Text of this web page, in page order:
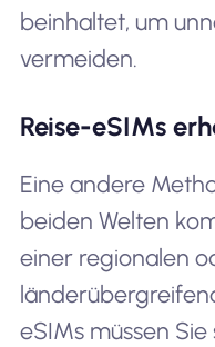
beinhaltet, um
vermeiden.
Reise-eSIMs
Eine andere
beiden Welten
einer regionalen
eSIMs müssen